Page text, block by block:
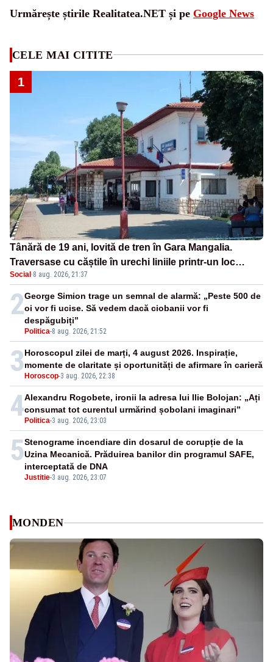
Urmărește știrile Realitatea.NET și pe Google News
CELE MAI CITITE
1
Tânără de 19 ani, lovită de tren în Gara Mangalia.
Traversase cu căștile în urechi liniile printr-un loc
nepermis
Social ·8 aug. 2026, 21:37
2
Politica-8 aug. 2026, 21:52
George Simion trage un semnal de alarmă: „Peste 500 de
oi vor fi ucise. Să vedem dacă ciobanii vor fi
despăgubiți”
3 Horoscop-3 aug. 2026, 22:38
Horoscopul zilei de marți, 4 august 2026. Inspirație,
momente de claritate și oportunități de afirmare în carieră
4 Politica-3 aug. 2026, 23:03
Alexandru Rogobete, ironii la adresa lui Ilie Bolojan: „Ați
consumat tot curentul urmărind șobolani imaginari”
5
Justitie-3 aug. 2026, 23:07
Stenograme incendiare din dosarul de corupție de la
Uzina Mecanică. Prăduirea banilor din programul SAFE,
interceptată de DNA
MONDEN